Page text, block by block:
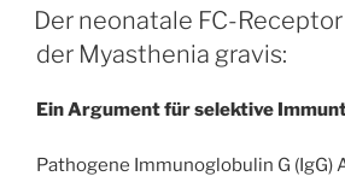
COVID-
19“
AM
Der neonatale FC-
der Myasthenia gravis:
Ein Argument für selektive
Pathogene Immunoglobulin G (IgG)